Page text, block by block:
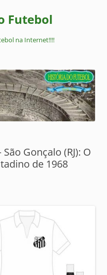
Futebol
na Internet!!!!
Gonçalo (RJ): O
de 1968